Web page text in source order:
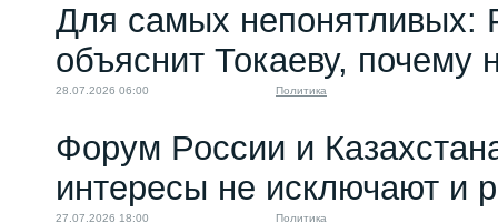
Для самых непонятливых:
объяснит Токаеву,
28.07.2026 06:00 Политика
Форум России и
интересы не исключают и
27.07.2026 18:00 Политика